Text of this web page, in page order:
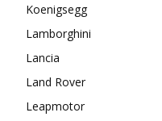
Koenigsegg
Lamborghini
Lancia
Land Rover
Leapmotor